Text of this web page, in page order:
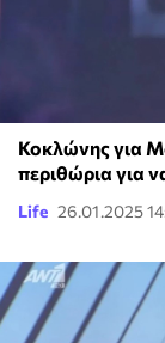
Κοκλώνης για
περιθώρια για
Life 26.01.2025